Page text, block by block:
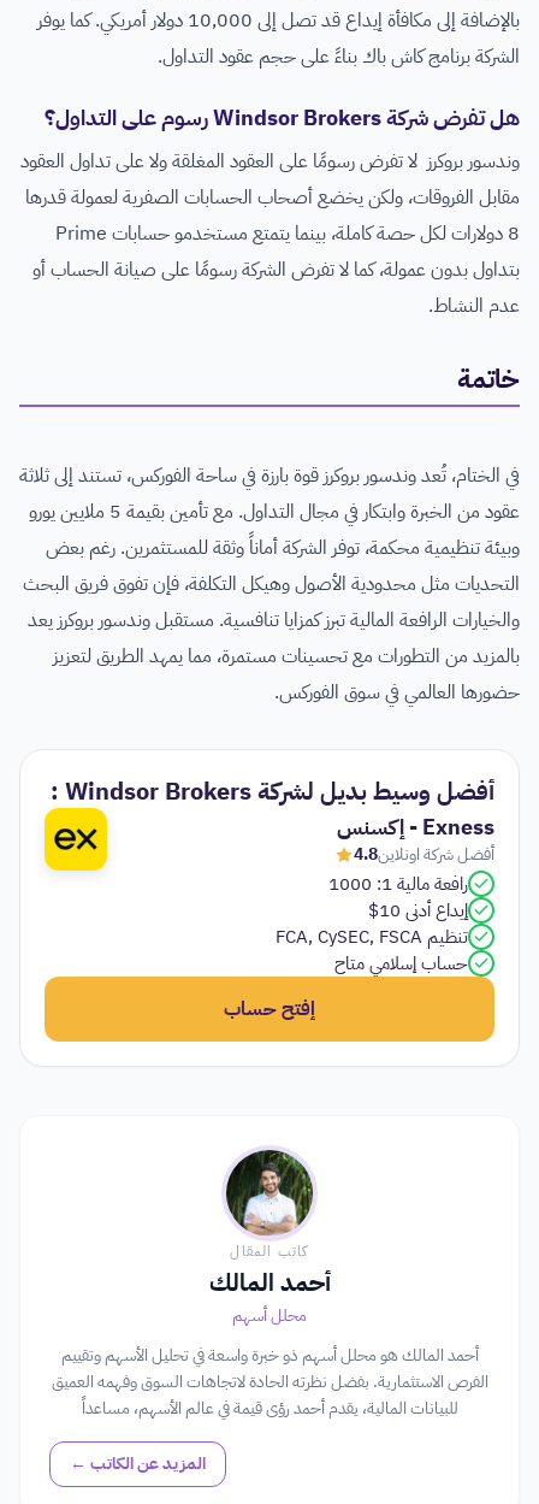
بالإضافة إلى مكافأة إيداع قد تصل إلى 10,000 دولار أمريكي. كما يوفر
الشركة برنامج كاش باك بناءً على حجم عقود التداول.
هل تفرض شركة Windsor Brokers رسوم على التداول؟
وندسور بروكرز لا تفرض رسومًا على العقود المغلقة ولا على تداول العقود
مقابل الفروقات، ولكن يخضع أصحاب الحسابات الصفرية لعمولة قدرها
8 دولارات لكل حصة كاملة، بينما يتمتع مستخدمو حسابات Prime
بتداول بدون عمولة، كما لا تفرض الشركة رسومًا على صيانة الحساب أو
عدم النشاط.
خاتمة
في الختام، تُعد وندسور بروكرز قوة بارزة في ساحة الفوركس، تستند إلى ثلاثة
عقود من الخبرة وابتكار في مجال التداول. مع تأمين بقيمة 5 ملايين يورو
وبيئة تنظيمية محكمة، توفر الشركة أماناً وثقة للمستثمرين. رغم بعض
التحديات مثل محدودية الأصول وهيكل التكلفة، فإن تفوق فريق البحث
والخيارات الرافعة المالية تبرز كمزايا تنافسية. مستقبل وندسور بروكرز يعد
بالمزيد من التطورات مع تحسينات مستمرة، مما يمهد الطريق لتعزيز
حضورها العالمي في سوق الفوركس.
أفضل وسيط بديل لشركة Windsor Brokers :
Exness - إكسنس
أفضل شركة اونلاين4.8
رافعة مالية 1: 1000
إيداع أدنى 10$
تنظيم FCA, CySEC, FSCA
حساب إسلامي متاح
إفتح حساب
كاتب المقال
أحمد المالك
محلل أسهم
أحمد المالك هو محلل أسهم ذو خبرة واسعة في تحليل الأسهم وتقييم
الفرص الاستثمارية. بفضل نظرته الحادة لاتجاهات السوق وفهمه العميق
للبيانات المالية، يقدم أحمد رؤى قيمة في عالم الأسهم، مساعداً
المستثمرين في اتخاذ قرارات مستنيرة.
المزيد عن الكاتب ←